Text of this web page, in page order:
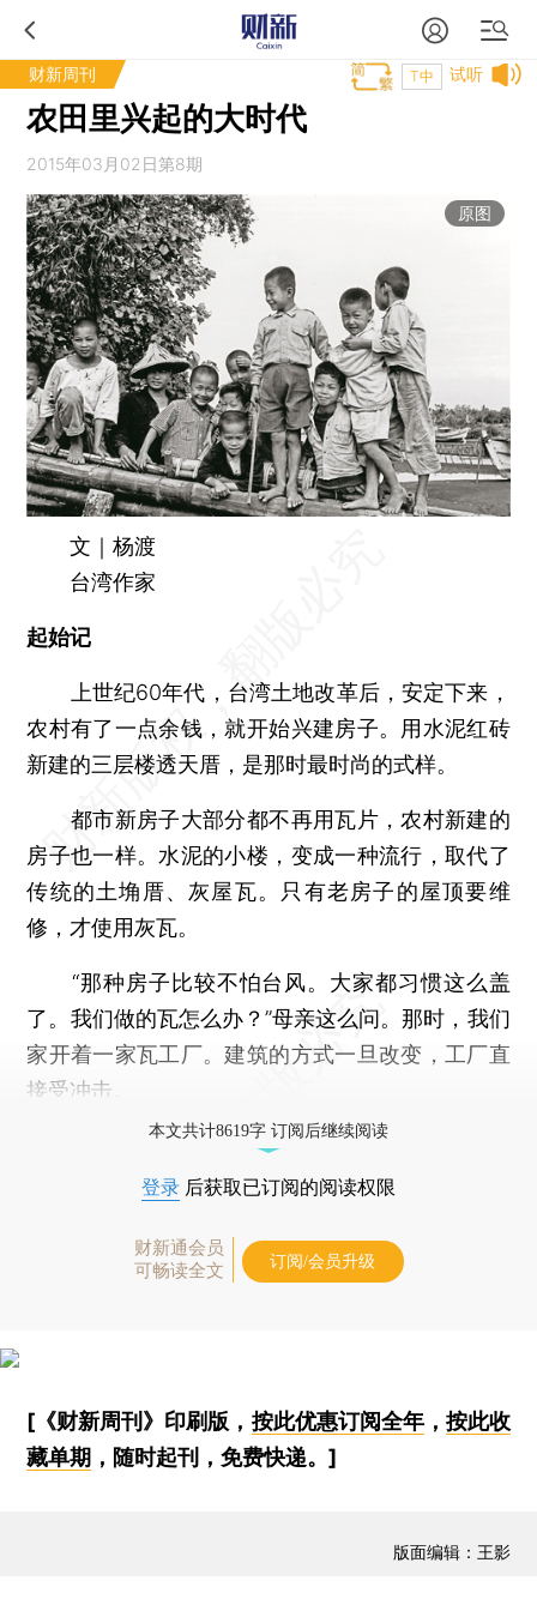
财新周刊 试听
T中
农田里兴起的大时代
2015年03月02日第8期
原图
文｜杨渡
台湾作家
起始记
上世纪60年代，台湾土地改革后，安定下来，
农村有了一点余钱，就开始兴建房子。用水泥红砖
新建的三层楼透天厝，是那时最时尚的式样。
都市新房子大部分都不再用瓦片，农村新建的
房子也一样。水泥的小楼，变成一种流行，取代了
传统的土埆厝、灰屋瓦。只有老房子的屋顶要维
修，才使用灰瓦。
“那种房子比较不怕台风。大家都习惯这么盖
了。我们做的瓦怎么办？”母亲这么问。那时，我们
家开着一家瓦工厂。建筑的方式一旦改变，工厂直
接受冲击。
本文共计8619字 订阅后继续阅读
登录 后获取已订阅的阅读权限
财新通会员
可畅读全文
订阅/会员升级
[《财新周刊》印刷版， 按此优惠订阅全年， 按此收
藏单期 ，随时起刊，免费快递。]
版面编辑：王影